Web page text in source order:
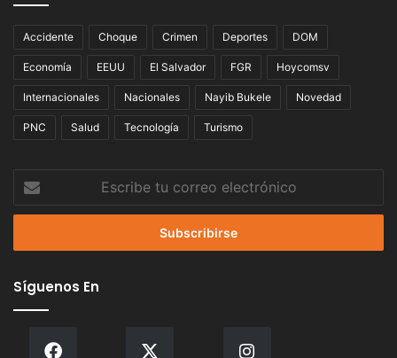
Accidente Choque Crimen Deportes DOM
Economía EEUU El Salvador FGR Hoycomsv
Internacionales Nacionales Nayib Bukele Novedad
PNC Salud Tecnología Turismo
tu
correo
Síguenos En